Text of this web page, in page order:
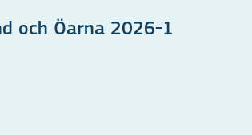
och Öarna 2026-1